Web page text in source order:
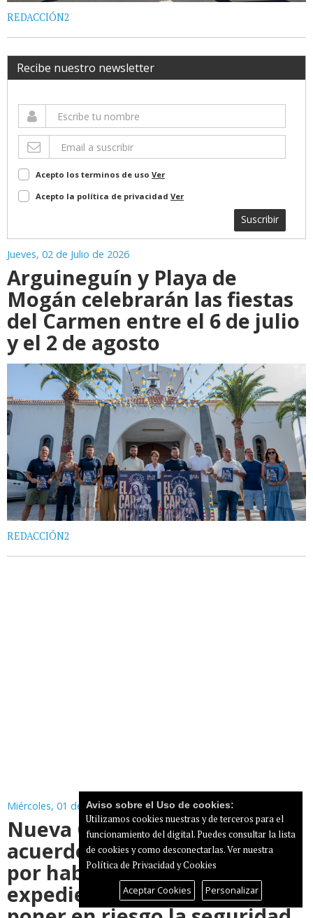
REDACCIÓN2
Recibe nuestro newsletter
Acepto los terminos de uso Ver
Acepto la política de privacidad Ver
Suscribir
Jueves, 02 de Julio de 2026
Arguineguín y Playa de
Mogán celebrarán las fiestas
del Carmen entre el 6 de julio
y el 2 de agosto
REDACCIÓN2
Miércoles, 01 de Julio de 2026
Nueva Canarias recurre el
acuerdo del Puerto de Mogán
por haberse aprobado con un
expediente incompleto y por
Aviso sobre el Uso de cookies:
Utilizamos cookies nuestras y de terceros para el
funcionamiento del digital. Puedes consultar la lista
de cookies y como desconectarlas.Ver nuestra
Política de Privacidad y Cookies
Aceptar Cookies Personalizar